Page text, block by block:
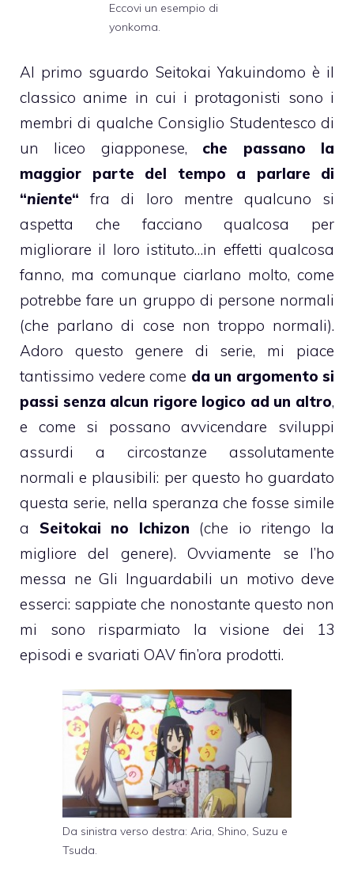
Eccovi un esempio di
yonkoma.
Al primo sguardo Seitokai Yakuindomo è il
classico anime in cui i protagonisti sono i
membri di qualche Consiglio Studentesco di
un liceo giapponese, che passano la
maggior parte del tempo a parlare di
“niente“ fra di loro mentre qualcuno si
aspetta che facciano qualcosa per
migliorare il loro istituto…in effetti qualcosa
fanno, ma comunque ciarlano molto, come
potrebbe fare un gruppo di persone normali
(che parlano di cose non troppo normali).
Adoro questo genere di serie, mi piace
tantissimo vedere come da un argomento si
passi senza alcun rigore logico ad un altro,
e come si possano avvicendare sviluppi
assurdi a circostanze assolutamente
normali e plausibili: per questo ho guardato
questa serie, nella speranza che fosse simile
a Seitokai no Ichizon (che io ritengo la
migliore del genere). Ovviamente se l’ho
messa ne Gli Inguardabili un motivo deve
esserci: sappiate che nonostante questo non
mi sono risparmiato la visione dei 13
episodi e svariati OAV fin’ora prodotti.
Da sinistra verso destra: Aria, Shino, Suzu e
Tsuda.